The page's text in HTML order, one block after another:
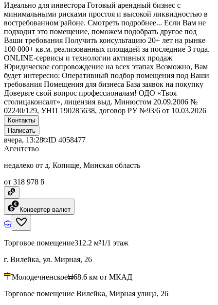
Идеально для инвестора Готовый арендный бизнес с
минимальными рисками простоя и высокой ликвидностью в
востребованном районе. Смотреть подробнее... Если Вам не
подходит это помещение, поможем подобрать другое под
Ваши требования Получить консультацию 20+ лет на рынке
100 000+ кв.м. реализованных площадей за последние 3 года.
ONLINE-сервисы и технологии активных продаж
Юридическое сопровождение на всех этапах Возможно, Вам
будет интересно: Оперативный подбор помещения под Ваши
требования Помещения для бизнеса База заявок на покупку
Доверьте свой вопрос профессионалам! ОДО «Твоя
столицаконсалт», лицензия выд. Минюстом 20.09.2006 №
02240/129, УНП 190285638, договор РУ №93/6 от 10.03.2026
Контакты
Написать
вчера, 13:28 ID 4058477
Агентство
недалеко от д. Копище, Минская область
от 318 978 ƃ
Конвертер валют
Торговое помещение312.2 м²1/1 этаж
г. Вилейка, ул. Мирная, 26
Молодечненское 68.6 км от МКАД
Торговое помещение Вилейка, Мирная улица, 26